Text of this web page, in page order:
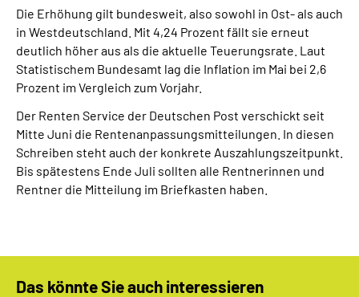
Die Erhöhung gilt bundesweit, also sowohl in Ost- als auch
in Westdeutschland. Mit 4,24 Prozent fällt sie erneut
deutlich höher aus als die aktuelle Teuerungsrate. Laut
Statistischem Bundesamt lag die Inflation im Mai bei 2,6
Prozent im Vergleich zum Vorjahr.
Der Renten Service der Deutschen Post verschickt seit
Mitte Juni die Rentenanpassungsmitteilungen. In diesen
Schreiben steht auch der konkrete Auszahlungszeitpunkt.
Bis spätestens Ende Juli sollten alle Rentnerinnen und
Rentner die Mitteilung im Briefkasten haben.
Das könnte Sie auch interessieren